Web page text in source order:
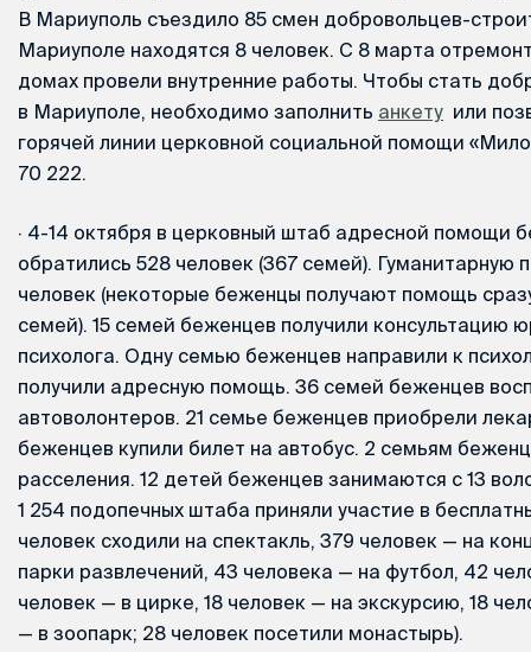
В Мариуполь съездило 85 смен добровольцев-
Мариуполе находятся 8 человек. С 8 марта
домах провели внутренние работы. Чтобы стать
в Мариуполе, необходимо заполнить анкету или
горячей линии церковной социальной помощи
70 222.
· 4-14 октября в церковный штаб адресной помощи
обратились 528 человек (367 семей). Гуманитарную
человек (некоторые беженцы получают помощь
семей). 15 семей беженцев получили консультацию
психолога. Одну семью беженцев направили к
получили адресную помощь. 36 семей беженцев
автоволонтеров. 21 семье беженцев приобрели
беженцев купили билет на автобус. 2 семьям
расселения. 12 детей беженцев занимаются с 13
1 254 подопечных штаба приняли участие в
человек сходили на спектакль, 379 человек — на
парки развлечений, 43 человека — на футбол, 42
человек — в цирке, 18 человек — на экскурсию, 18
— в зоопарк; 28 человек посетили монастырь).